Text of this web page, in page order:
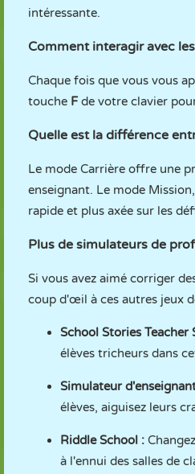
intéressante.
Comment interagir avec
Chaque fois que vous vous
touche Fde votre clavier
Quelle est la différence
Le mode Carrière offre une
enseignant. Le mode
rapide et plus axée sur les
Plus de simulateurs de
Si vous avez aimé corriger
coup d'œil à ces autres jeux
School Stories Teacher
élèves tricheurs dans
Simulateur
élèves, aiguisez leurs
Riddle School :
à l'ennui des salles de